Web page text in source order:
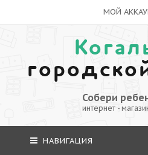
МОЙ
Собери
интернет -
НАВИГАЦИЯ